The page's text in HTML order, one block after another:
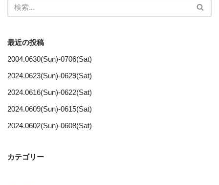
最近の投稿
2004.0630(Sun)-0706(Sat)
2024.0623(Sun)-0629(Sat)
2024.0616(Sun)-0622(Sat)
2024.0609(Sun)-0615(Sat)
2024.0602(Sun)-0608(Sat)
カテゴリー